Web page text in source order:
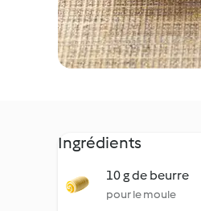
Ingrédients
10 g de beurre
pour le moule